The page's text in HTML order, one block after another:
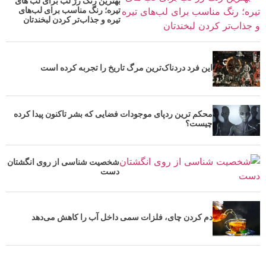
تیره؛ رنگ مناسب برای لب‌های
تیره و جذاب‌تر کردن لبخندتان
این فرد دردناک‌ترین مرگ تاریخ را تجربه کرده است
محکم ترین ردپای موجودات فضایی که بشر تاکنون پیدا کرده
چیست؟
شخصیت شناسی از روی انگشتان
دست
دم کردن چای، فلزات سمی داخل آب را کاهش می‌دهد